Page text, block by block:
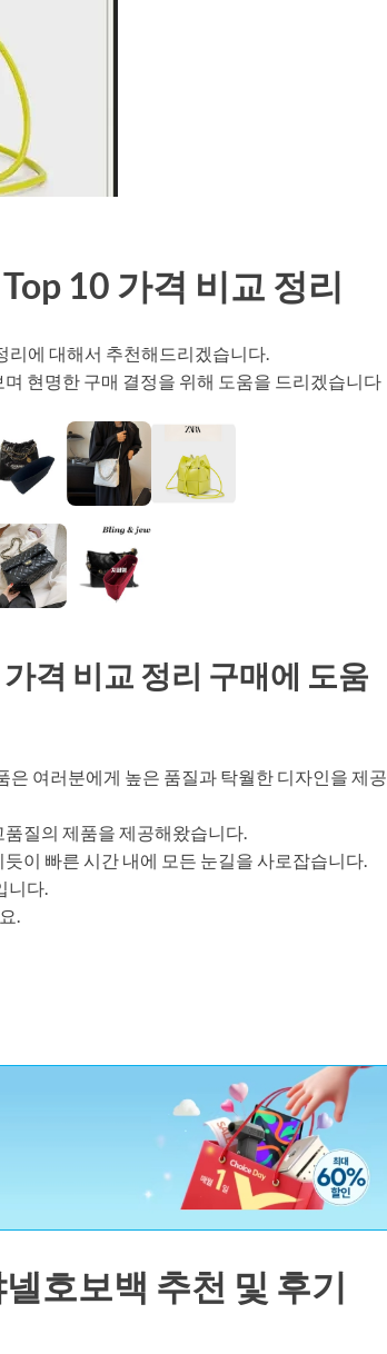
10 가격 비교 정리
리에 대해서 추천해드리겠습니다.
현명한 구매 결정을 위해 도움을 드리겠습니다
격 비교 정리 구매에 도움
여러분에게 높은 품질과 탁월한 디자인을 제공
질의 제품을 제공해왔습니다.
이 빠른 시간 내에 모든 눈길을 사로잡습니다.
니다.
.
호보백 추천 및 후기